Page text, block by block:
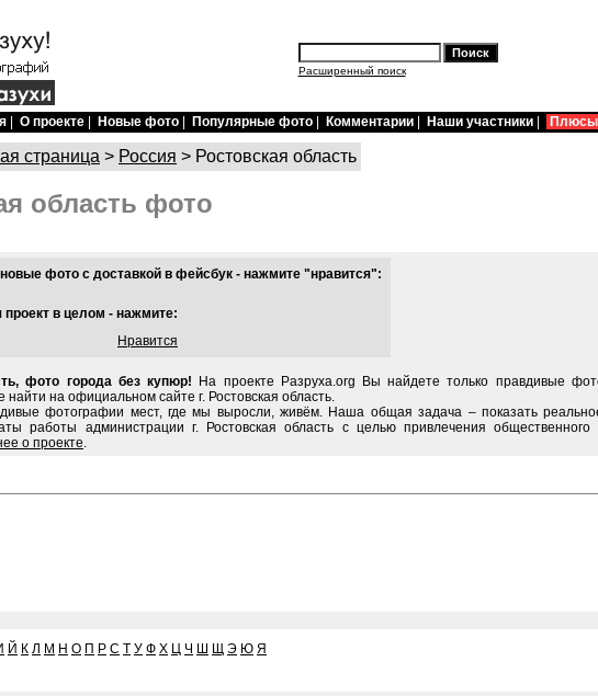
Расширенный поиск
О проекте Новые фото Популярные фото Комментарии Наши участники Плюсы
страница > Россия > Ростовская область
область фото
фото с доставкой в фейсбук - нажмите "нравится":
проект в целом - нажмите:
Нравится
фото города без купюр! На проекте Разруха.org Вы найдете только правдивые
найти на официальном сайте г. Ростовская область.
фотографии мест, где мы выросли, живём. Наша общая задача – показать
работы администрации г. Ростовская область с целью привлечения
о проекте.
Й К Л М Н О П Р С Т У Ф Х Ц Ч Ш Щ Э Ю Я